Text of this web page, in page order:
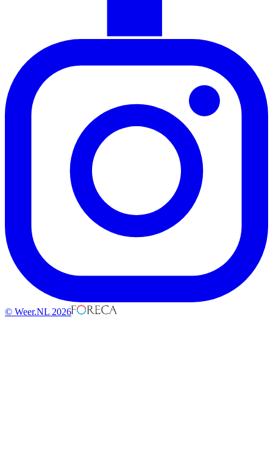
© Weer.NL 2026